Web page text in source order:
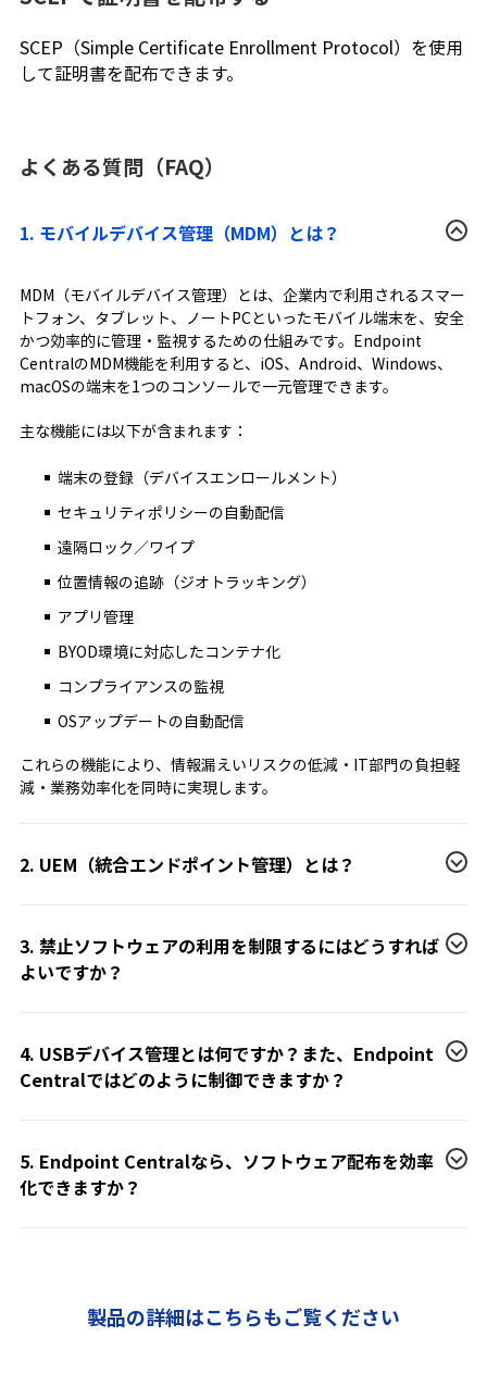
SCEP（Simple Certificate Enrollment Protocol）を使用
して証明書を配布できます。
よくある質問（FAQ）
1. モバイルデバイス管理（MDM）とは？
MDM（モバイルデバイス管理）とは、企業内で利用されるスマー
トフォン、タブレット、ノートPCといったモバイル端末を、安全
かつ効率的に管理・監視するための仕組みです。Endpoint
CentralのMDM機能を利用すると、iOS、Android、Windows、
macOSの端末を1つのコンソールで一元管理できます。
主な機能には以下が含まれます：
端末の登録（デバイスエンロールメント）
セキュリティポリシーの自動配信
遠隔ロック／ワイプ
位置情報の追跡（ジオトラッキング）
アプリ管理
BYOD環境に対応したコンテナ化
コンプライアンスの監視
OSアップデートの自動配信
これらの機能により、情報漏えいリスクの低減・IT部門の負担軽
減・業務効率化を同時に実現します。
2. UEM（統合エンドポイント管理）とは？
3. 禁止ソフトウェアの利用を制限するにはどうすれば
よいですか？
4. USBデバイス管理とは何ですか？また、Endpoint
Centralではどのように制御できますか？
5. Endpoint Centralなら、ソフトウェア配布を効率
化できますか？
製品の詳細はこちらもご覧ください